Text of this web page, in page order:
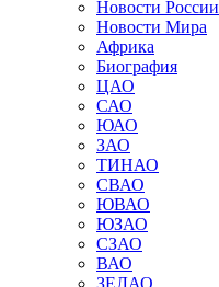
Новости России
Новости Мира
Африка
Биография
ЦАО
САО
ЮАО
ЗАО
ТИНАО
СВАО
ЮВАО
ЮЗАО
СЗАО
ВАО
ЗЕЛАО